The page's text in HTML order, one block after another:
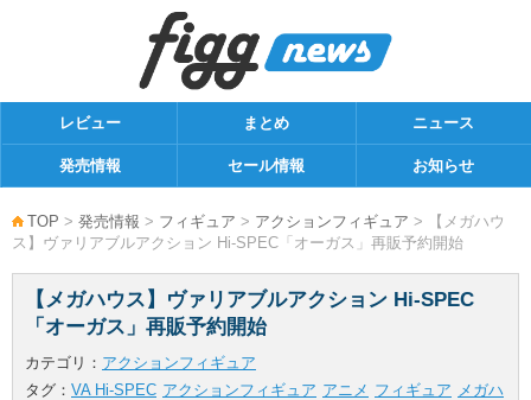
レビュー まとめ ニュース
発売情報 セール情報 お知らせ
TOP > 発売情報 > フィギュア > アクションフィギュア > 【メガハウ
ス】ヴァリアブルアクション Hi-SPEC「オーガス」再販予約開始
【メガハウス】ヴァリアブルアクション Hi-SPEC
「オーガス」再販予約開始
カテゴリ： アクションフィギュア
タグ： VA Hi-SPEC アクションフィギュア アニメ フィギュア メガハ